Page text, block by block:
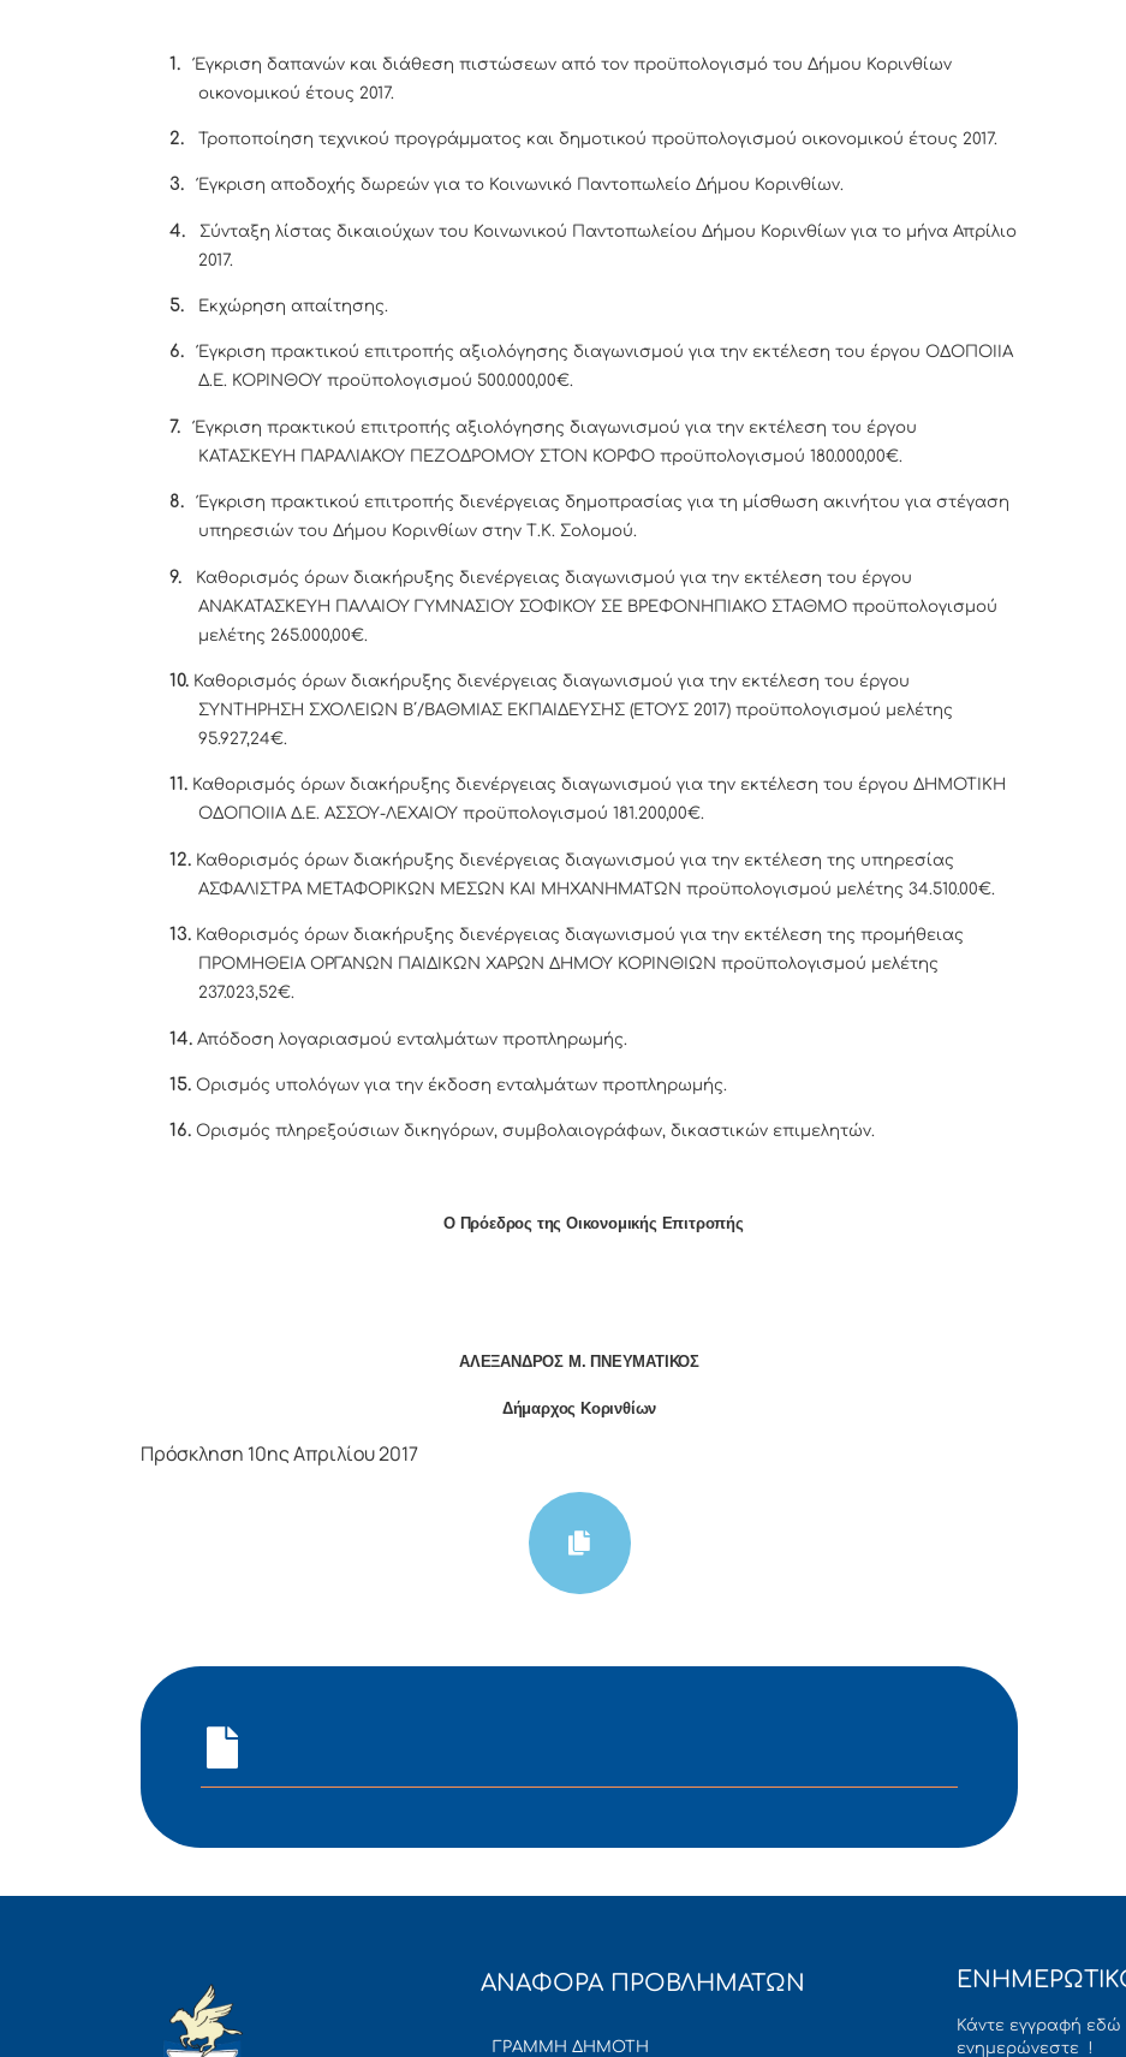
1.
Έγκριση δαπανών και διάθεση πιστώσεων από τον προϋπολογισμό του Δήμου Κορινθίων
οικονομικού έτους 2017.
2. Τροποποίηση τεχνικού προγράμματος και δημοτικού προϋπολογισμού οικονομικού έτους 2017.
3. Έγκριση αποδοχής δωρεών για το Κοινωνικό Παντοπωλείο Δήμου Κορινθίων.
4.
Σύνταξη λίστας δικαιούχων του Κοινωνικού Παντοπωλείου Δήμου Κορινθίων για το μήνα Απρίλιο
2017.
5. Εκχώρηση απαίτησης.
6.
Έγκριση πρακτικού επιτροπής αξιολόγησης διαγωνισμού για την εκτέλεση του έργου ΟΔΟΠΟΙΙΑ
Δ.Ε. ΚΟΡΙΝΘΟΥ προϋπολογισμού 500.000,00€.
7.
Έγκριση πρακτικού επιτροπής αξιολόγησης διαγωνισμού για την εκτέλεση του έργου
ΚΑΤΑΣΚΕΥΗ ΠΑΡΑΛΙΑΚΟΥ ΠΕΖΟΔΡΟΜΟΥ ΣΤΟΝ ΚΟΡΦΟ προϋπολογισμού 180.000,00€.
8.
Έγκριση πρακτικού επιτροπής διενέργειας δημοπρασίας για τη μίσθωση ακινήτου για στέγαση
υπηρεσιών του Δήμου Κορινθίων στην Τ.Κ. Σολομού.
9.
Καθορισμός όρων διακήρυξης διενέργειας διαγωνισμού για την εκτέλεση του έργου
ΑΝΑΚΑΤΑΣΚΕΥΗ ΠΑΛΑΙΟΥ ΓΥΜΝΑΣΙΟΥ ΣΟΦΙΚΟΥ ΣΕ ΒΡΕΦΟΝΗΠΙΑΚΟ ΣΤΑΘΜΟ προϋπολογισμού
μελέτης 265.000,00€.
10. Καθορισμός όρων διακήρυξης διενέργειας διαγωνισμού για την εκτέλεση του έργου
ΣΥΝΤΗΡΗΣΗ ΣΧΟΛΕΙΩΝ Β΄/ΒΑΘΜΙΑΣ ΕΚΠΑΙΔΕΥΣΗΣ (ΕΤΟΥΣ 2017) προϋπολογισμού μελέτης
95.927,24€.
11. Καθορισμός όρων διακήρυξης διενέργειας διαγωνισμού για την εκτέλεση του έργου ΔΗΜΟΤΙΚΗ
ΟΔΟΠΟΙΙΑ Δ.Ε. ΑΣΣΟΥ-ΛΕΧΑΙΟΥ προϋπολογισμού 181.200,00€.
12. Καθορισμός όρων διακήρυξης διενέργειας διαγωνισμού για την εκτέλεση της υπηρεσίας
ΑΣΦΑΛΙΣΤΡΑ ΜΕΤΑΦΟΡΙΚΩΝ ΜΕΣΩΝ ΚΑΙ ΜΗΧΑΝΗΜΑΤΩΝ προϋπολογισμού μελέτης 34.510.00€.
13. Καθορισμός όρων διακήρυξης διενέργειας διαγωνισμού για την εκτέλεση της προμήθειας
ΠΡΟΜΗΘΕΙΑ ΟΡΓΑΝΩΝ ΠΑΙΔΙΚΩΝ ΧΑΡΩΝ ΔΗΜΟΥ ΚΟΡΙΝΘΙΩΝ προϋπολογισμού μελέτης
237.023,52€.
14. Απόδοση λογαριασμού ενταλμάτων προπληρωμής.
15. Ορισμός υπολόγων για την έκδοση ενταλμάτων προπληρωμής.
16. Ορισμός πληρεξούσιων δικηγόρων, συμβολαιογράφων, δικαστικών επιμελητών.
Ο Πρόεδρος της Οικονομικής Επιτροπής
ΑΛΕΞΑΝΔΡΟΣ Μ. ΠΝΕΥΜΑΤΙΚΟΣ
Δήμαρχος Κορινθίων
Πρόσκληση 10ης Απριλίου 2017
ΑΝΑΦΟΡΑ ΠΡΟΒΛΗΜΑΤΩΝ
ΓΡΑΜΜΗ ΔΗΜΟΤΗ
Κάντε εγγραφή
ενημερώνεστε !